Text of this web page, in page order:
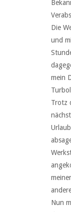
Die
und
mein
Trotz
Nun